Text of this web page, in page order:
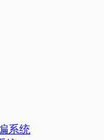
系统